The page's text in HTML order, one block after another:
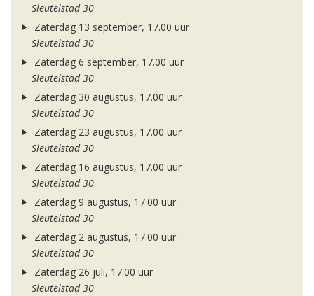
Sleutelstad 30
Zaterdag 13 september, 17.00 uur
Sleutelstad 30
Zaterdag 6 september, 17.00 uur
Sleutelstad 30
Zaterdag 30 augustus, 17.00 uur
Sleutelstad 30
Zaterdag 23 augustus, 17.00 uur
Sleutelstad 30
Zaterdag 16 augustus, 17.00 uur
Sleutelstad 30
Zaterdag 9 augustus, 17.00 uur
Sleutelstad 30
Zaterdag 2 augustus, 17.00 uur
Sleutelstad 30
Zaterdag 26 juli, 17.00 uur
Sleutelstad 30